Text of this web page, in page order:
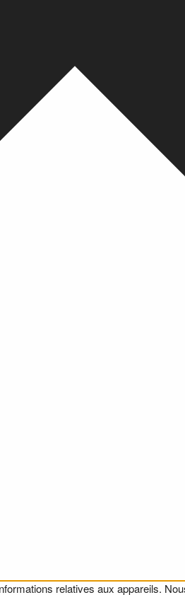
relatives aux appareils.